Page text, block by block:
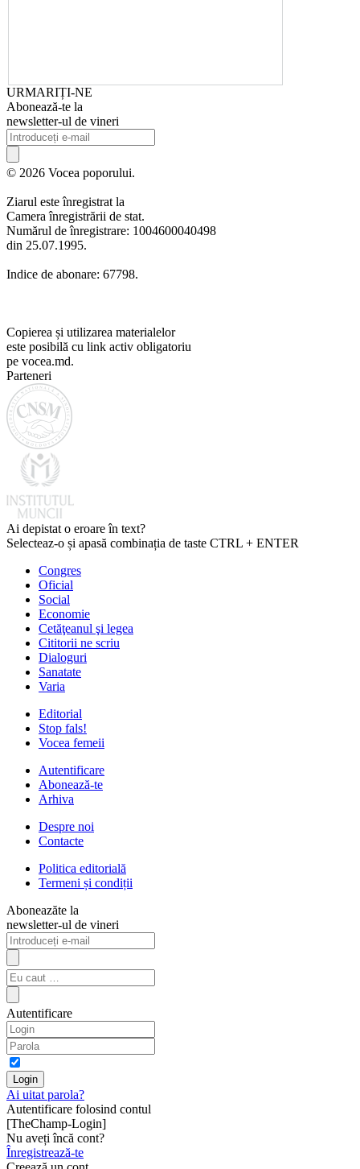
URMARIȚI-NE
Abonează-te la
newsletter-ul de vineri
© 2026 Vocea poporului.
Ziarul este înregistrat la
Camera înregistrării de stat.
Numărul de înregistrare: 1004600040498
din 25.07.1995.
Indice de abonare: 67798.
Copierea și utilizarea materialelor
este posibilă cu link activ obligatoriu
pe vocea.md.
Parteneri
Ai depistat o eroare în text?
Selecteaz-o și apasă combinația de taste CTRL + ENTER
Congres
Oficial
Social
Economie
Cetăţeanul şi legea
Cititorii ne scriu
Dialoguri
Sanatate
Varia
Editorial
Stop fals!
Vocea femeii
Autentificare
Abonează-te
Arhiva
Despre noi
Contacte
Politica editorială
Termeni și condiții
Aboneazăte la
newsletter-ul de vineri
Autentificare
Ai uitat parola?
Autentificare folosind contul
[TheChamp-Login]
Nu aveți încă cont?
Înregistrează-te